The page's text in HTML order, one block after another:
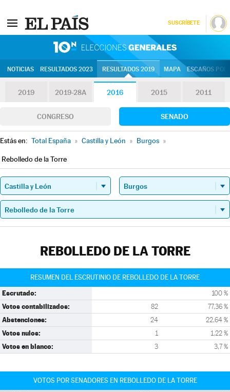
SUSCRÍBETE
NOTICIAS RESULTADOS 2023 RESULTADOS 2019 MAPA ESCAÑOS
2019 2019-28A 2016 2015 2011
CONGRESO SENADO
Estás en: Total España » Castilla y León » Burgos »
Rebolledo de la Torre
REBOLLEDO DE LA TORRE
RESUMEN DEL ESCRUTINIO DE REBOLLEDO DE LA TORRE
Escrutado: 100 %
Votos contabilizados: 82 77,36 %
Abstenciones: 24 22,64 %
Votos nulos: 1 1,22 %
Votos en blanco: 3 3,7 %
VOTOS POR SENADORES EN REBOLLEDO DE LA TORRE